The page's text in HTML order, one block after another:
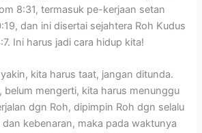
8:31, termasuk pe-kerjaan setan
dan ini disertai sejahtera Roh Kudus
Ini harus jadi cara hidup kita!
kita harus taat, jangan ditunda.
belum mengerti, kita harus menunggu
dgn Roh, dipimpin Roh dgn selalu
kebenaran, maka pada waktunya